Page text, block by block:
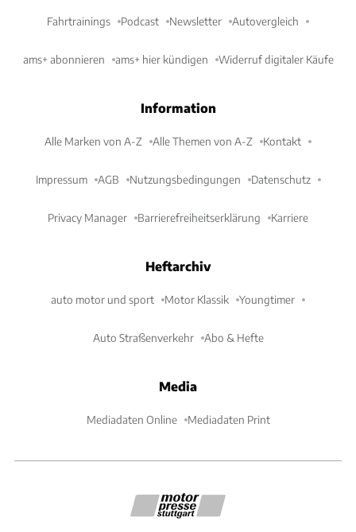
Fahrtrainings Podcast Newsletter Autovergleich
ams+ abonnieren ams+ hier kündigen Widerruf digitaler Käufe
Information
Alle Marken von A-Z Alle Themen von A-Z Kontakt
Impressum AGB Nutzungsbedingungen Datenschutz
Privacy Manager Barrierefreiheitserklärung Karriere
Heftarchiv
auto motor und sport Motor Klassik Youngtimer
Auto Straßenverkehr Abo & Hefte
Media
Mediadaten Online Mediadaten Print